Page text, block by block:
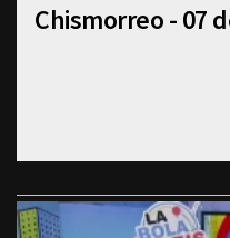
Chismorreo - 07